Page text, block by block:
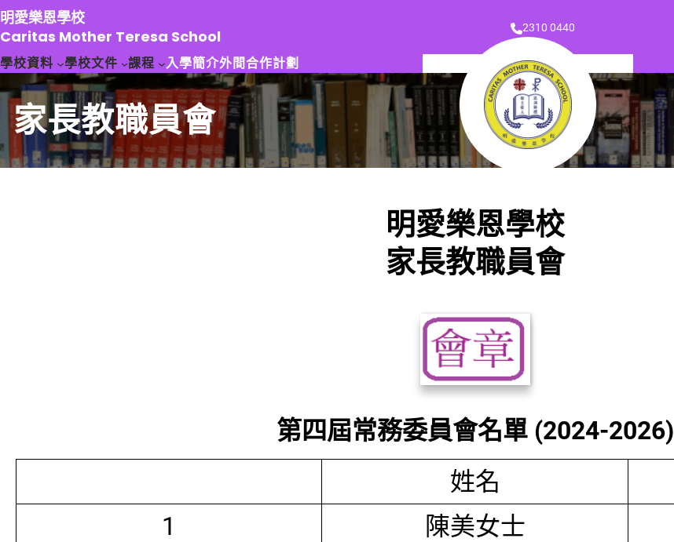
跳
至
主
要
容
明愛樂恩學校
Caritas Mother Teresa School
2310 0440
學校資料 學校文件 課程 入學簡介外間合作計劃
家長教職員會
明愛樂恩學校
家長教職員會
第四屆常務委員會名單 (2024-2026)
姓名
1
陳美女士